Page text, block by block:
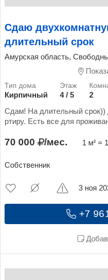
Сдаю
длительный срок
Амурская область,
Кирпичный 4 / 5 2
Сдам! На длительный срок))
ртиру. Есть все для
70 000 /мес. 1 м² =
Собственник
+7
3 ноя